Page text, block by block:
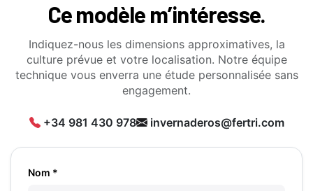
Ce modèle m’intéresse.
Indiquez-nous les dimensions approximatives, la
culture prévue et votre localisation. Notre équipe
technique vous enverra une étude personnalisée sans
engagement.
+34 981 430 978 invernaderos@fertri.com
Nom *